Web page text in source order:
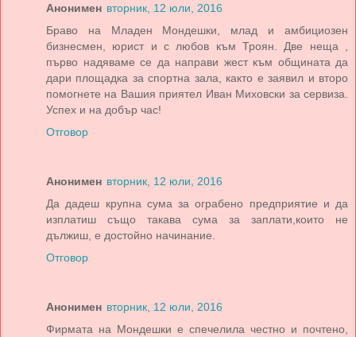
Анонимен вторник, 12 юли, 2016
Браво на Младен Мондешки, млад и амбициозен
бизнесмен, юрист и с любов към Троян. Две неща ,
първо надяваме се да направи жест към общината да
дари площадка за спортна зала, както е заявил и второ
помогнете на Вашия приятел Иван Миховски за сервиза.
Успех и на добър час!
Отговор
Анонимен вторник, 12 юли, 2016
Да дадеш крупна сума за ограбено предприятие и да
изплатиш също такава сума за заплати,които не
дължиш, е достойно начинание.
Отговор
Анонимен вторник, 12 юли, 2016
Фирмата на Мондешки е спечелила честно и почтено,